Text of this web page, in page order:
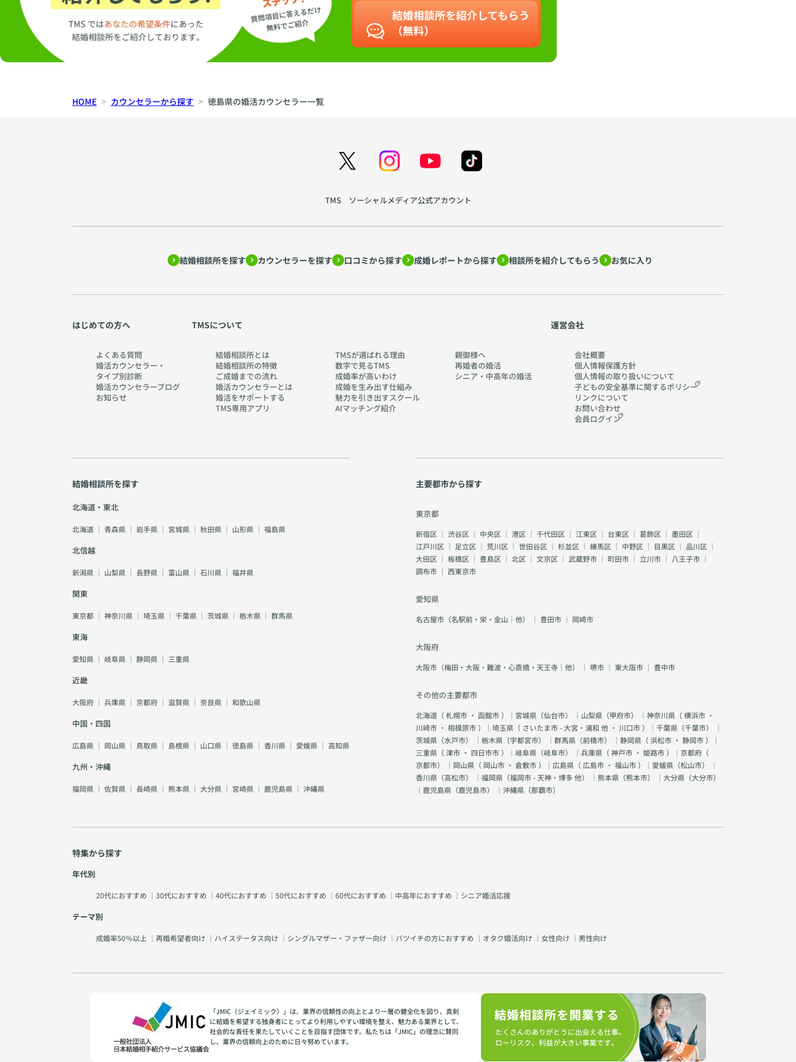
結婚相談所を紹介してもらう
（無料）
HOME カウンセラーから探す 徳島県の婚活カウンセラー一覧
TMS ソーシャルメディア公式アカウント
結婚相談所を探す カウンセラーを探す 口コミから探す 成婚レポートから探す 相談所を紹介してもらう お気に入り
はじめての方へ
よくある質問
婚活カウンセラー・
タイプ別診断
婚活カウンセラーブログ
お知らせ
TMSについて
結婚相談所とは
結婚相談所の特徴
ご成婚までの流れ
婚活カウンセラーとは
婚活をサポートする
TMS専用アプリ
TMSが選ばれる理由
数字で見るTMS
成婚率が高いわけ
成婚を生み出す仕組み
魅力を引き出すスクール
AIマッチング紹介
親御様へ
再婚者の婚活
シニア・中高年の婚活
運営会社
会社概要
個人情報保護方針
個人情報の取り扱いについて
子どもの安全基準に関するポリシー
リンクについて
お問い合わせ
会員ログイン
結婚相談所を探す
北海道・東北
北海道 ｜ 青森県 ｜ 岩手県 ｜ 宮城県 ｜ 秋田県 ｜ 山形県 ｜ 福島県
北信越
新潟県 ｜ 山梨県 ｜ 長野県 ｜ 富山県 ｜ 石川県 ｜ 福井県
関東
東京都 ｜ 神奈川県 ｜ 埼玉県 ｜ 千葉県 ｜ 茨城県 ｜ 栃木県 ｜ 群馬県
東海
愛知県 ｜ 岐阜県 ｜ 静岡県 ｜ 三重県
近畿
大阪府 ｜ 兵庫県 ｜ 京都府 ｜ 滋賀県 ｜ 奈良県 ｜ 和歌山県
中国・四国
広島県 ｜ 岡山県 ｜ 鳥取県 ｜ 島根県 ｜ 山口県 ｜ 徳島県 ｜ 香川県 ｜ 愛媛県 ｜ 高知県
九州・沖縄
福岡県 ｜ 佐賀県 ｜ 長崎県 ｜ 熊本県 ｜ 大分県 ｜ 宮崎県 ｜ 鹿児島県 ｜ 沖縄県
主要都市から探す
東京都
新宿区 ｜ 渋谷区 ｜ 中央区 ｜ 港区 ｜ 千代田区 ｜ 江東区 ｜ 台東区 ｜ 葛飾区 ｜ 墨田区 ｜
江戸川区 ｜ 足立区 ｜ 荒川区 ｜ 世田谷区 ｜ 杉並区 ｜ 練馬区 ｜ 中野区 ｜ 目黒区 ｜ 品川区 ｜
大田区 ｜ 板橋区 ｜ 豊島区 ｜ 北区 ｜ 文京区 ｜ 武蔵野市 ｜ 町田市 ｜ 立川市 ｜ 八王子市 ｜
調布市 ｜ 西東京市
愛知県
名古屋市（名駅前・栄・金山｜他） ｜ 豊田市 ｜ 岡崎市
大阪府
大阪市（梅田・大阪・難波・心斎橋・天王寺｜他） ｜ 堺市 ｜ 東大阪市 ｜ 豊中市
その他の主要都市
北海道（札幌市 ・ 函館市）｜宮城県（仙台市） ｜山梨県（甲府市） ｜神奈川県（横浜市 ・
川崎市 ・ 相模原市）｜埼玉県（ さいたま市 - 大宮・浦和 他 ・ 川口市）｜千葉県（千葉市） ｜
茨城県（水戸市） ｜栃木県（宇都宮市） ｜群馬県（前橋市） ｜静岡県（浜松市 ・ 静岡市）｜
三重県（津市 ・ 四日市市）｜岐阜県（岐阜市） ｜兵庫県（神戸市 ・ 姫路市）｜京都府（
京都市） ｜岡山県（ 岡山市 ・ 倉敷市）｜広島県（ 広島市 ・ 福山市）｜愛媛県（松山市） ｜
香川県（高松市） ｜福岡県（福岡市 - 天神・博多 他） ｜熊本県（熊本市） ｜大分県（大分市）
｜鹿児島県（鹿児島市） ｜沖縄県（那覇市）
特集から探す
年代別
20代におすすめ ｜ 30代におすすめ ｜ 40代におすすめ ｜ 50代におすすめ ｜ 60代におすすめ ｜ 中高年におすすめ ｜ シニア婚活応援
テーマ別
成婚率50％以上 ｜ 再婚希望者向け ｜ ハイステータス向け ｜ シングルマザー・ファザー向け ｜ バツイチの方におすすめ ｜ オタク婚活向け ｜ 女性向け ｜ 男性向け
「JMIC（ジェイミック）」は、業界の信頼性の向上とより一層の健全化を図り、真剣
に結婚を希望する独身者にとってより利用しやすい環境を整え、魅力ある業界として、
社会的な責任を果たしていくことを目指す団体です。私たちは「JMIC」の理念に賛同
し、業界の信頼向上のために日々努めています。